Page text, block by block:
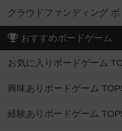
クラウドファンディング ボ
おすすめボードゲーム
お気に入りボードゲーム
興味ありボードゲーム
経験ありボードゲーム